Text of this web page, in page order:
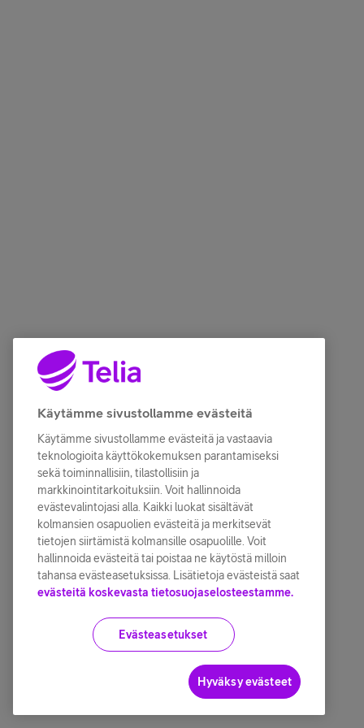
Käytämme sivustollamme evästeitä
Käytämme sivustollamme evästeitä ja vastaavia
teknologioita käyttökokemuksen parantamiseksi
sekä toiminnallisiin, tilastollisiin ja
markkinointitarkoituksiin. Voit hallinnoida
evästevalintojasi alla. Kaikki luokat sisältävät
kolmansien osapuolien evästeitä ja merkitsevät
tietojen siirtämistä kolmansille osapuolille. Voit
hallinnoida evästeitä tai poistaa ne käytöstä milloin
tahansa evästeasetuksissa. Lisätietoja evästeistä saat
evästeitä koskevasta tietosuojaselosteestamme.
Evästeasetukset
Hyväksy evästeet